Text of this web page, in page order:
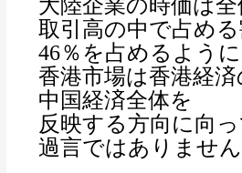
大陸企業の時価は
取引高の中で占め
46％を占めるよう
香港市場は香港経
中国経済全体を
反映する方向に向
過言ではありませ